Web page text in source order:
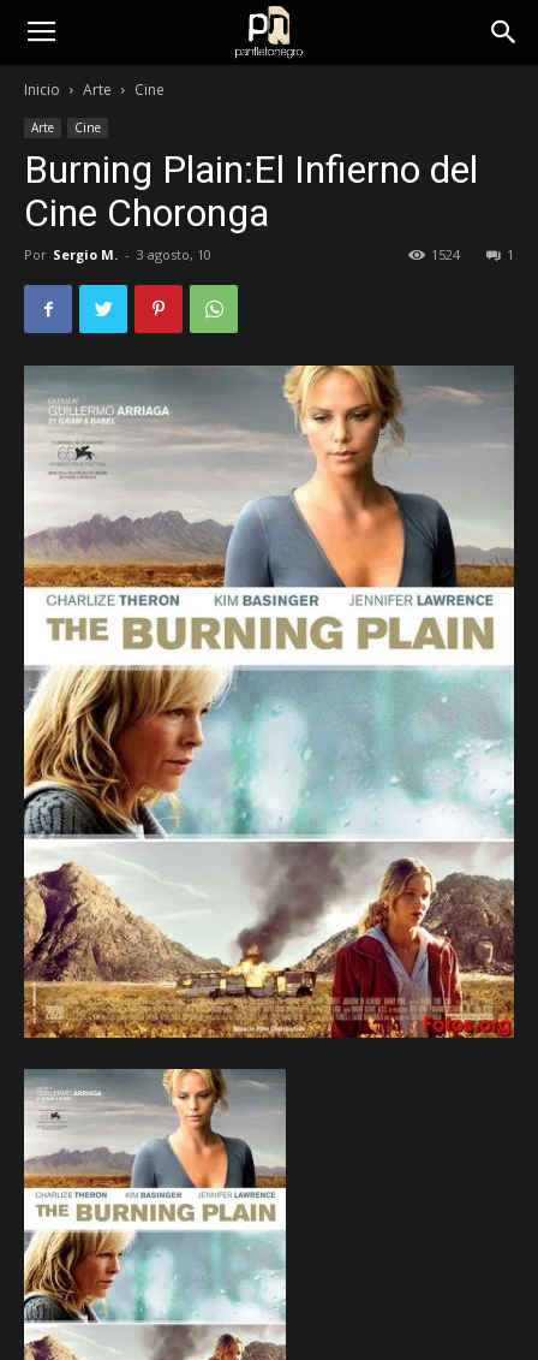
panfletonegro
Inicio Arte Cine
Arte Cine
Burning Plain:El Infierno del
Cine Choronga
Por Sergio M. - 3 agosto, 10 1
1524